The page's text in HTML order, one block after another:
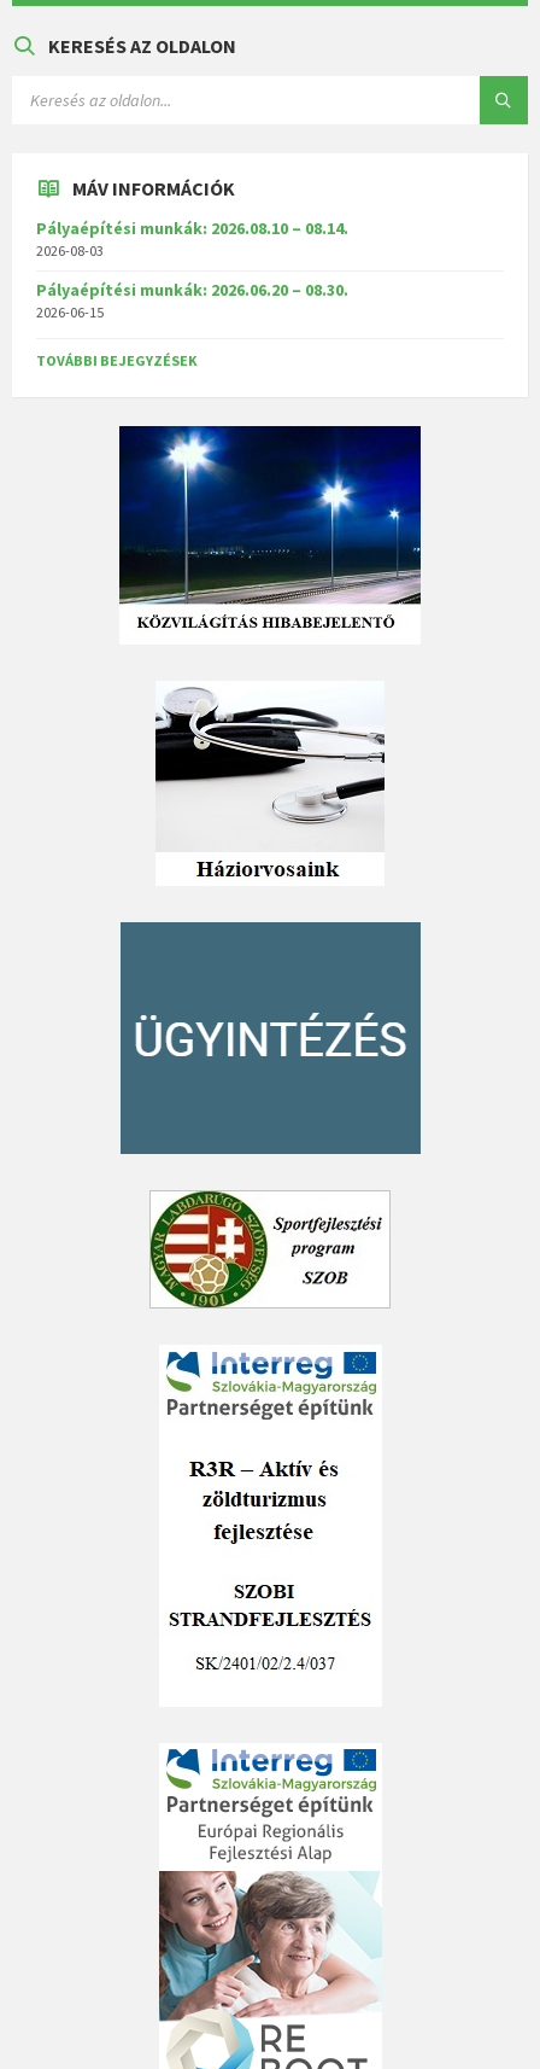
KERESÉS AZ OLDALON
MÁV INFORMÁCIÓK
Pályaépítési munkák: 2026.08.10 – 08.14.
2026-08-03
Pályaépítési munkák: 2026.06.20 – 08.30.
2026-06-15
TOVÁBBI BEJEGYZÉSEK